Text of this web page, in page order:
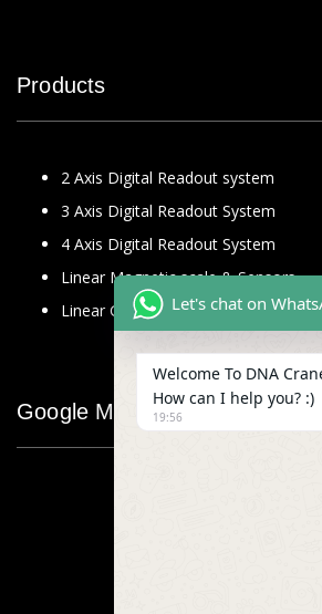
Products
2 Axis Digital Readout system
3 Axis Digital Readout System
4 Axis Digital Readout System
Linear Magnetic scale & Sensors
Linear Glass Scale
Google Map
Let's chat on
Welcome To DNA
How can I help you? :)
19:56